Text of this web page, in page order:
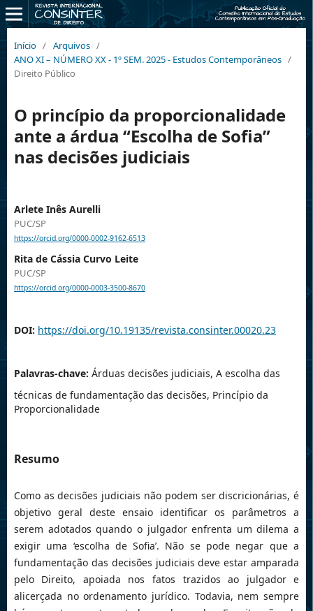
Início / Arquivos /
ANO XI – NÚMERO XX - 1º SEM. 2025 - Estudos Contemporâneos /
Direito Público
O princípio da proporcionalidade
ante a árdua “Escolha de Sofia”
nas decisões judiciais
Arlete Inês Aurelli
PUC/SP
https://orcid.org/0000-0002-9162-6513
Rita de Cássia Curvo Leite
PUC/SP
https://orcid.org/0000-0003-3500-8670
DOI: https://doi.org/10.19135/revista.consinter.00020.23
Palavras-chave: Árduas decisões judiciais, A escolha das
técnicas de fundamentação das decisões, Princípio da
Proporcionalidade
Resumo
Como as decisões judiciais não podem ser discricionárias, é
objetivo geral deste ensaio identificar os parâmetros a
serem adotados quando o julgador enfrenta um dilema a
exigir uma ‘escolha de Sofia’. Não se pode negar que a
fundamentação das decisões judiciais deve estar amparada
pelo Direito, apoiada nos fatos trazidos ao julgador e
alicerçada no ordenamento jurídico. Todavia, nem sempre